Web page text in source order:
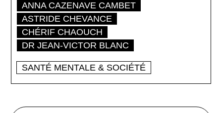
ANNA CAZENAVE CAMBET
ASTRIDE CHEVANCE
CHÉRIF CHAOUCH
DR JEAN-VICTOR BLANC
SANTÉ MENTALE & SOCIÉTÉ